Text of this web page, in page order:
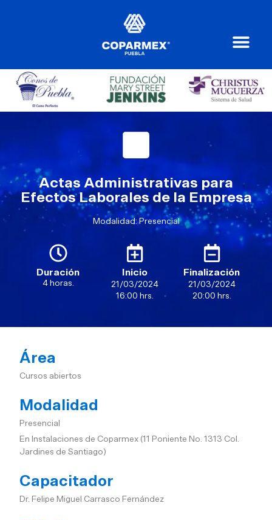
Actas Administrativas para
Efectos Laborales de la Empresa
Modalidad: Presencial
Duración
4 horas.
Inicio
21/03/2024
16:00 hrs.
Finalización
21/03/2024
20:00 hrs.
Área
Cursos abiertos
Modalidad
Presencial
En Instalaciones de Coparmex (11 Poniente No. 1313 Col.
Jardines de Santiago)
Capacitador
Dr. Felipe Miguel Carrasco Fernández